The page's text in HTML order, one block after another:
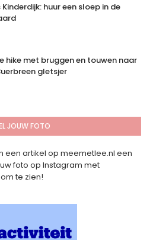
huur een sloep in de
hike met bruggen en touwen naar
gletsjer
JOUW FOTO
een artikel op meemetlee.nl een
foto op Instagram met
te zien!